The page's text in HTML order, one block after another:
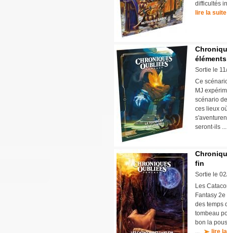
difficultés
lire la suite
éléments
Sortie le
Ce
MJ
scénario
ces lieux
seront-ils
fin
Sortie le
Les
Fantasy
des temps
tombeau
bon la
...
lire